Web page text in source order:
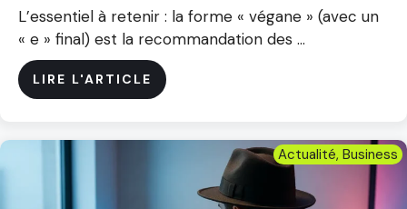
L’essentiel à retenir : la forme « végane » (avec un
« e » final) est la recommandation des ...
LIRE L'ARTICLE
Actualité, Business